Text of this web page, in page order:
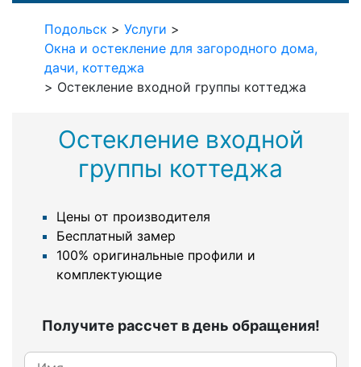
Подольск > Услуги >
Окна и остекление для загородного дома,
дачи, коттеджа
> Остекление входной группы коттеджа
Остекление входной
группы коттеджа
Цены от производителя
Бесплатный замер
100% оригинальные профили и
комплектующие
Получите рассчет в день обращения!